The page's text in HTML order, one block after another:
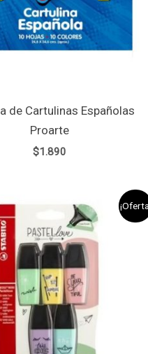
de Cartulinas Españolas
Proarte
$1.890
precio
original
era:
$3.290.
precio
actual
es:
$2.990.